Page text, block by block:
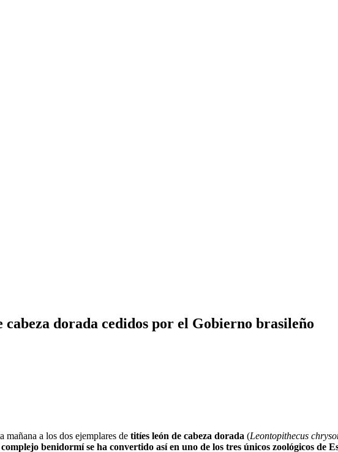
dorada cedidos por el Gobierno brasileño
mañana a los dos ejemplares de titíes león de cabeza dorada (Leontopithecus
benidormí se ha convertido así en uno de los tres únicos zoológicos de